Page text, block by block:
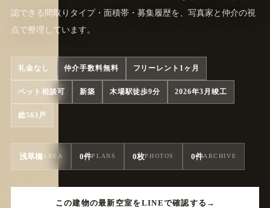
認できる間取りタイプ・面積帯・募集履歴を、写真家と仲介の視
点で整理しています。
礼金なし 仲介手数料無料 フリーレント1ヶ月
ペット相談可 新築 木場駅徒歩9分 2026年3月竣工
総563戸
浅草橋AREA 0件PLANS 0枚PHOTOS 0件ARCHIVE
この建物の最新空室をLINEで確認する